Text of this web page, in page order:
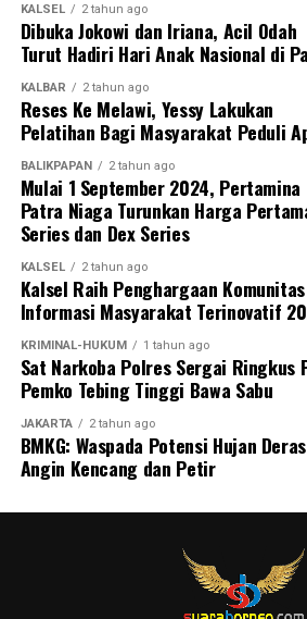
KALSEL 2 tahun ago
Dibuka Jokowi dan Iriana, Acil Odah
Turut Hadiri Hari Anak Nasional di
KALBAR 2 tahun ago
Reses Ke Melawi, Yessy Lakukan
Pelatihan Bagi Masyarakat Peduli
BALIKPAPAN 2 tahun ago
Mulai 1 September 2024, Pertamina
Patra Niaga Turunkan Harga
Series dan Dex Series
KALSEL 2 tahun ago
Kalsel Raih Penghargaan Komunitas
Informasi Masyarakat Terinovatif
KRIMINAL-HUKUM 1 tahun ago
Sat Narkoba Polres Sergai Ringkus
Pemko Tebing Tinggi Bawa Sabu
JAKARTA 2 tahun ago
BMKG: Waspada Potensi Hujan Deras
Angin Kencang dan Petir